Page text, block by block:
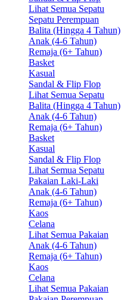
Lihat Semua Sepatu
Sepatu Perempuan
Balita (Hingga 4 Tahun)
Anak (4-6 Tahun)
Remaja (6+ Tahun)
Basket
Kasual
Sandal & Flip Flop
Lihat Semua Sepatu
Balita (Hingga 4 Tahun)
Anak (4-6 Tahun)
Remaja (6+ Tahun)
Basket
Kasual
Sandal & Flip Flop
Lihat Semua Sepatu
Pakaian Laki-Laki
Anak (4-6 Tahun)
Remaja (6+ Tahun)
Kaos
Celana
Lihat Semua Pakaian
Anak (4-6 Tahun)
Remaja (6+ Tahun)
Kaos
Celana
Lihat Semua Pakaian